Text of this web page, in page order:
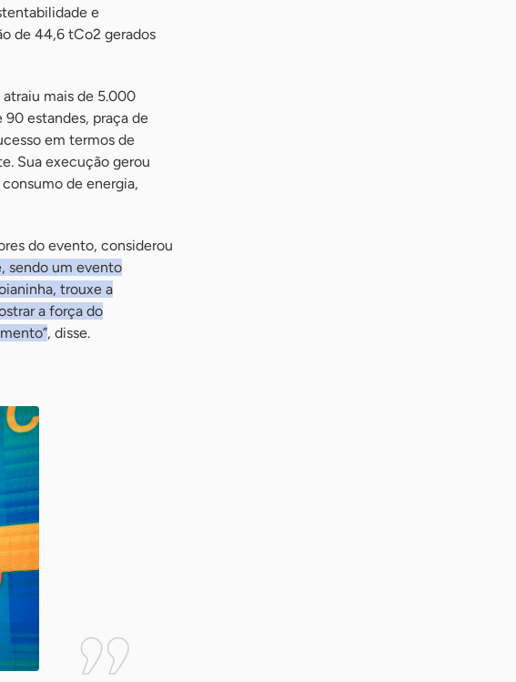
e
de 44,6 tCo2 gerados
mais de 5.000
estandes, praça de
em termos de
Sua execução gerou
de energia,
do evento, considerou
sendo um evento
trouxe a
a força do
, disse.